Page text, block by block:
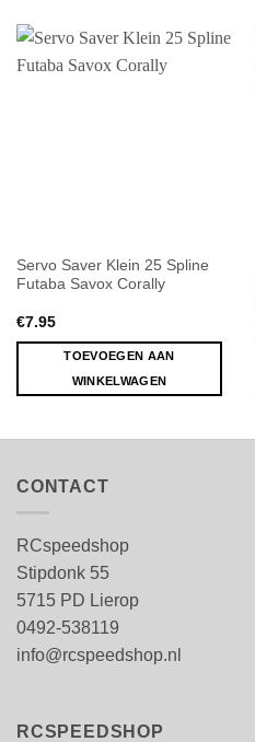
Servo Saver Klein 25 Spline
Futaba Savox Corally
€7.95
TOEVOEGEN AAN
WINKELWAGEN
CONTACT
RCspeedshop
Stipdonk 55
5715 PD Lierop
0492-538119
info@rcspeedshop.nl
RCSPEEDSHOP